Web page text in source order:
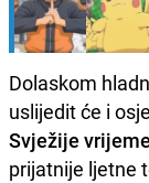
Dolaskom
uslijedit će i
Svježije
prijatnije ljetne